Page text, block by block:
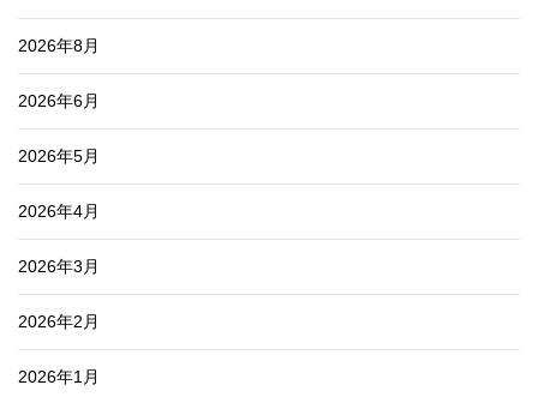
2026年8月
2026年6月
2026年5月
2026年4月
2026年3月
2026年2月
2026年1月